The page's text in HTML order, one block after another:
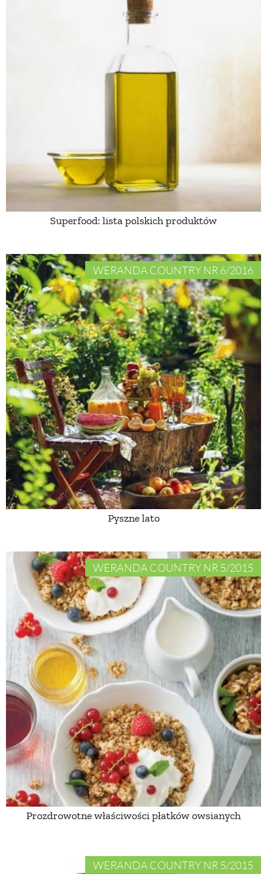
Superfood: lista polskich produktów
WERANDA COUNTRY NR 6/2016
Pyszne lato
WERANDA COUNTRY NR 5/2015
Prozdrowotne właściwości płatków owsianych
WERANDA COUNTRY NR 5/2015